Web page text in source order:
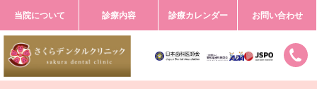
当院について 診療内容 診療カレンダー お問い合わせ